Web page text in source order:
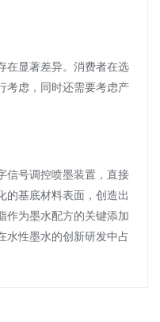
在显著差异。消费者在选
考虑，同时还需要考虑产
信号调控喷墨装置，直接
的基底材料表面，创造出
作为墨水配方的关键添加
水性墨水的创新研发中占